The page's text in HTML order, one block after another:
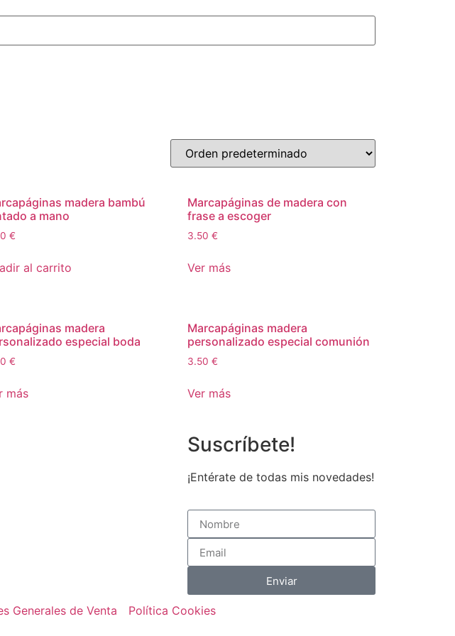
madera bambú
a mano
€
al carrito
Marcapáginas de madera con
frase a escoger
3.50 €
Ver más
madera
especial boda
€
más
Marcapáginas madera
personalizado especial comunión
3.50 €
Ver más
Suscríbete!
¡Entérate de todas mis novedades!
Enviar
Generales de Venta Política Cookies